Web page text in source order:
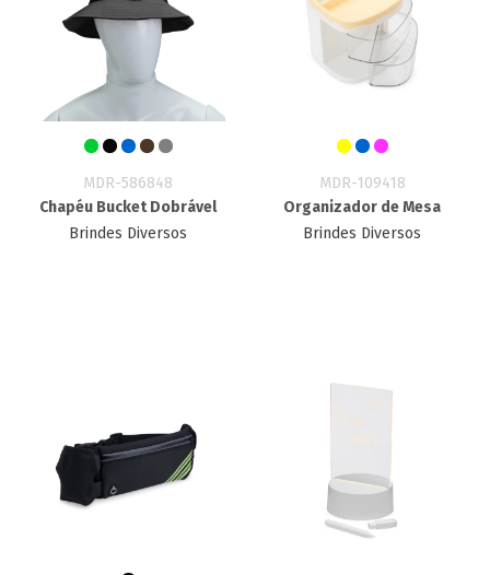
MDR-586848
Chapéu Bucket Dobrável
Brindes Diversos
MDR-109418
Organizador de Mesa
Brindes Diversos